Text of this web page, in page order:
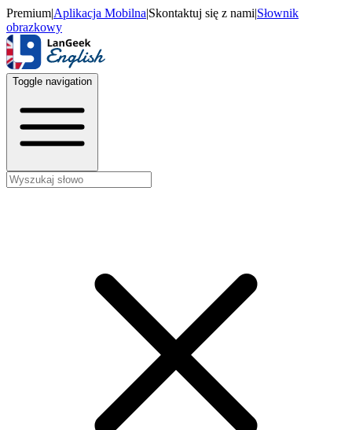
Premium|Aplikacja Mobilna|Skontaktuj się z nami|Słownik
obrazkowy
Toggle navigation